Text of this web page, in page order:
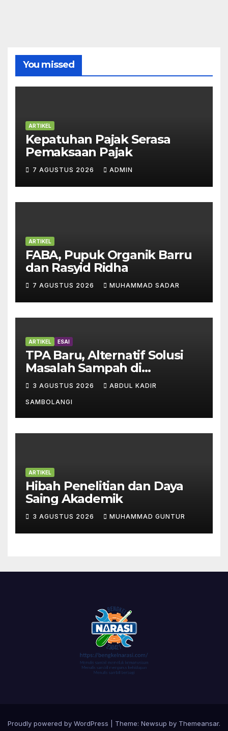
You missed
ARTIKEL
Kepatuhan Pajak Serasa
Pemaksaan Pajak
7 AGUSTUS 2026 ADMIN
ARTIKEL
FABA, Pupuk Organik Barru
dan Rasyid Ridha
7 AGUSTUS 2026 MUHAMMAD SADAR
ARTIKEL ESAI
TPA Baru, Alternatif Solusi
Masalah Sampah di
Enrekang
3 AGUSTUS 2026 ABDUL KADIR
SAMBOLANGI
ARTIKEL
Hibah Penelitian dan Daya
Saing Akademik
3 AGUSTUS 2026 MUHAMMAD GUNTUR
Proudly powered by WordPress Theme: Newsup by Themeansar.